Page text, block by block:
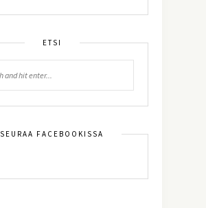
ETSI
SEURAA FACEBOOKISSA